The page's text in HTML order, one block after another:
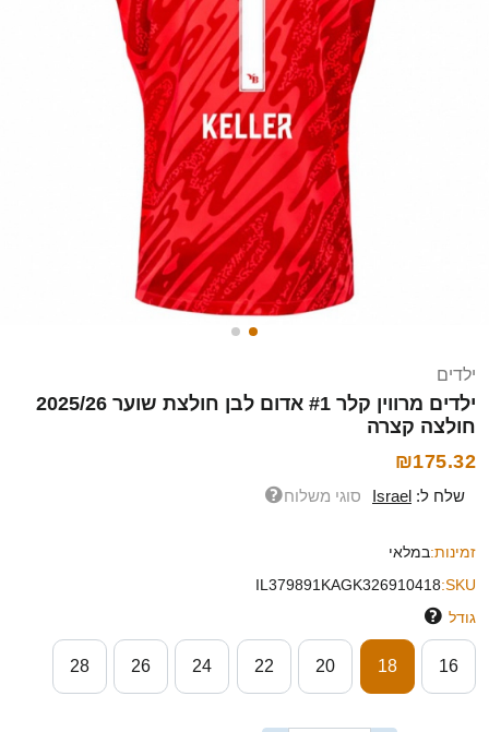
ילדים
ילדים מרווין קלר #1 אדום לבן חולצת שוער 2025/26
חולצה קצרה
₪175.32
שלח ל: Israel סוגי משלוח
זמינות:במלאי
SKU:
IL379891KAGK326910418
גודל
16
18
20
22
24
26
28